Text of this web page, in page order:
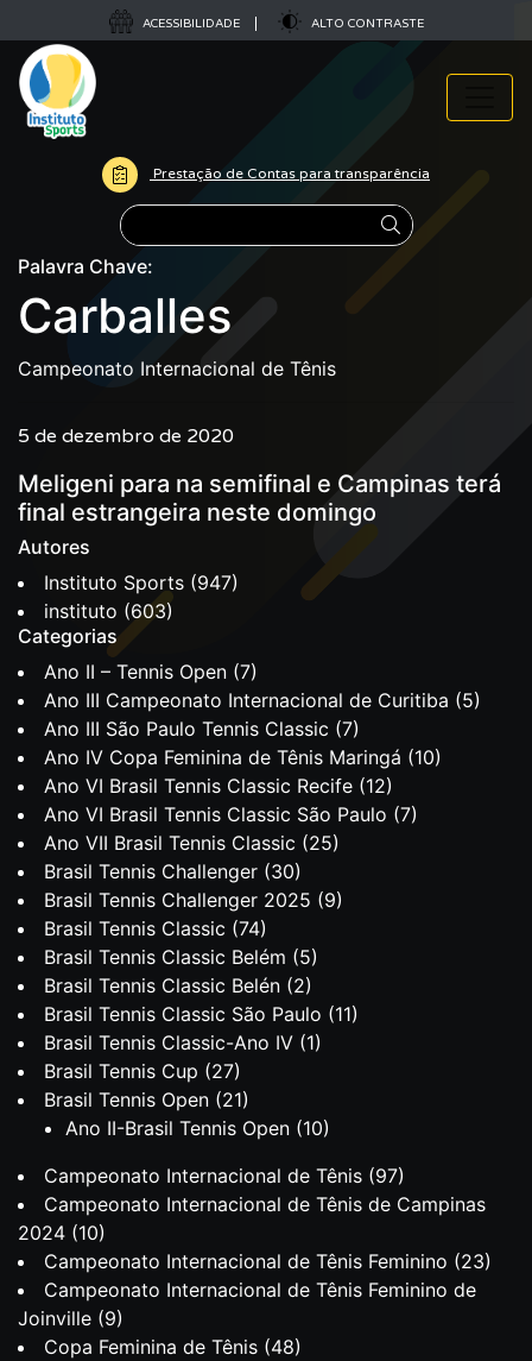
ACESSIBILIDADE ALTO CONTRASTE
Prestação de Contas para transparência
Pesquisar
Palavra Chave:
Carballes
Campeonato Internacional de Tênis
5 de dezembro de 2020
Meligeni para na semifinal e Campinas terá
final estrangeira neste domingo
Autores
Instituto Sports (947)
instituto (603)
Categorias
Ano II – Tennis Open (7)
Ano III Campeonato Internacional de Curitiba (5)
Ano III São Paulo Tennis Classic (7)
Ano IV Copa Feminina de Tênis Maringá (10)
Ano VI Brasil Tennis Classic Recife (12)
Ano VI Brasil Tennis Classic São Paulo (7)
Ano VII Brasil Tennis Classic (25)
Brasil Tennis Challenger (30)
Brasil Tennis Challenger 2025 (9)
Brasil Tennis Classic (74)
Brasil Tennis Classic Belém (5)
Brasil Tennis Classic Belén (2)
Brasil Tennis Classic São Paulo (11)
Brasil Tennis Classic-Ano IV (1)
Brasil Tennis Cup (27)
Brasil Tennis Open (21)
Ano II-Brasil Tennis Open (10)
Campeonato Internacional de Tênis (97)
Campeonato Internacional de Tênis de Campinas
2024 (10)
Campeonato Internacional de Tênis Feminino (23)
Campeonato Internacional de Tênis Feminino de
Joinville (9)
Copa Feminina de Tênis (48)